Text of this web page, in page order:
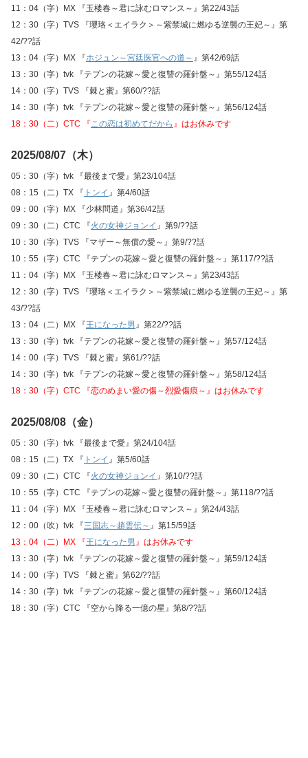
11：04（字）MX 『玉楼春～君に詠むロマンス～』第22/43話
12：30（字）TVS 『瓔珞＜エイラク＞～紫禁城に燃ゆる逆襲の王妃～』第
42/??話
13：04（字）MX 『ホジュン～宮廷医官への道～ 』第42/69話
13：30（字）tvk 『テプンの花嫁～愛と復讐の羅針盤～』第55/124話
14：00（字）TVS 『棘と蜜』第60/??話
14：30（字）tvk 『テプンの花嫁～愛と復讐の羅針盤～』第56/124話
18：30（二）CTC 『この恋は初めてだから 』はお休みです
2025/08/07（木）
05：30（字）tvk 『最後まで愛』第23/104話
08：15（二）TX 『 トンイ 』第4/60話
09：00（字）MX 『少林問道』第36/42話
09：30（二）CTC 『火の女神ジョンイ 』第9/??話
10：30（字）TVS 『マザー～無償の愛～』第9/??話
10：55（字）CTC 『テプンの花嫁～愛と復讐の羅針盤～』第117/??話
11：04（字）MX 『玉楼春～君に詠むロマンス～』第23/43話
12：30（字）TVS 『瓔珞＜エイラク＞～紫禁城に燃ゆる逆襲の王妃～』第
43/??話
13：04（二）MX 『王になった男』第22/??話
13：30（字）tvk 『テプンの花嫁～愛と復讐の羅針盤～』第57/124話
14：00（字）TVS 『棘と蜜』第61/??話
14：30（字）tvk 『テプンの花嫁～愛と復讐の羅針盤～』第58/124話
18：30（字）CTC 『恋のめまい愛の傷～烈愛傷痕～』はお休みです
2025/08/08（金）
05：30（字）tvk 『最後まで愛』第24/104話
08：15（二）TX 『 トンイ 』第5/60話
09：30（二）CTC 『火の女神ジョンイ 』第10/??話
10：55（字）CTC 『テプンの花嫁～愛と復讐の羅針盤～』第118/??話
11：04（字）MX 『玉楼春～君に詠むロマンス～』第24/43話
12：00（吹）tvk 『三国志～趙雲伝～ 』第15/59話
13：04（二）MX 『王になった男』はお休みです
13：30（字）tvk 『テプンの花嫁～愛と復讐の羅針盤～』第59/124話
14：00（字）TVS 『棘と蜜』第62/??話
14：30（字）tvk 『テプンの花嫁～愛と復讐の羅針盤～』第60/124話
18：30（字）CTC 『空から降る一億の星』第8/??話